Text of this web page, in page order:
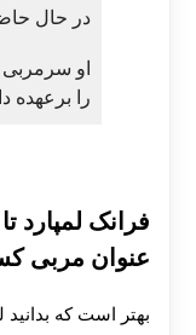
در حال
او
را برعهده
فرانک لمپارد
عنوان مربی
بهتر است که بدانید